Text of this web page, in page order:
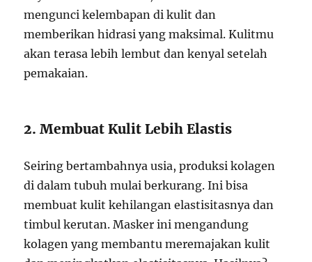
mengunci kelembapan di kulit dan
memberikan hidrasi yang maksimal. Kulitmu
akan terasa lebih lembut dan kenyal setelah
pemakaian.
2. Membuat Kulit Lebih Elastis
Seiring bertambahnya usia, produksi kolagen
di dalam tubuh mulai berkurang. Ini bisa
membuat kulit kehilangan elastisitasnya dan
timbul kerutan. Masker ini mengandung
kolagen yang membantu meremajakan kulit